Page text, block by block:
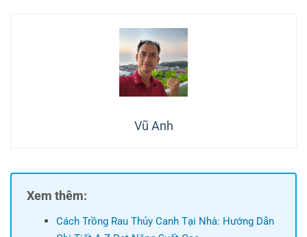
Vũ Anh
Xem thêm:
Cách Trồng Rau Thủy Canh Tại Nhà: Hướng Dẫn